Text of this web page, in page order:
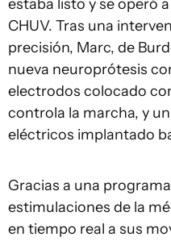
estaba listo y se operó
CHUV. Tras una
precisión, Marc, de
nueva neuroprótesis
electrodos colocado
controla la marcha, y
eléctricos implantado
Gracias a una
estimulaciones de la
en tiempo real a sus